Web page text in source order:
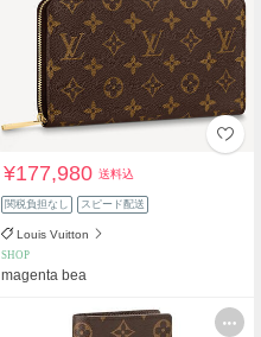
¥177,980送料込
関税負担なし スピード配送
Louis Vuitton
SHOP
magenta bea